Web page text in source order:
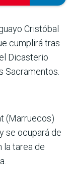
Cristó­bal
cumplirá tras
Dicasterio
Sacramentos.
(Marruecos)
se ocupará de
la tarea de